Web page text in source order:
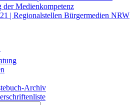
der Medienkompetenz
| Regionalstellen Bürgermedien NRW
Archiv